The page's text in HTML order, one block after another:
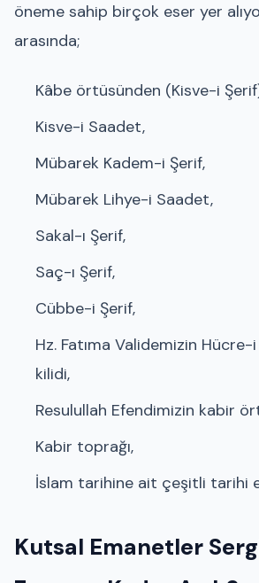
öneme sahip birçok eser yer
arasında;
Kâbe örtüsünden (Kisve-i
Kisve-i Saadet,
Mübarek Kadem-i Şerif,
Mübarek Lihye-i Saadet,
Sakal-ı Şerif,
Saç-ı Şerif,
Cübbe-i Şerif,
Hz. Fatıma Validemizin Hücre-
kilidi,
Resulullah Efendimizin kabir
Kabir toprağı,
İslam tarihine ait çeşitli tarihi
Kutsal Emanetler